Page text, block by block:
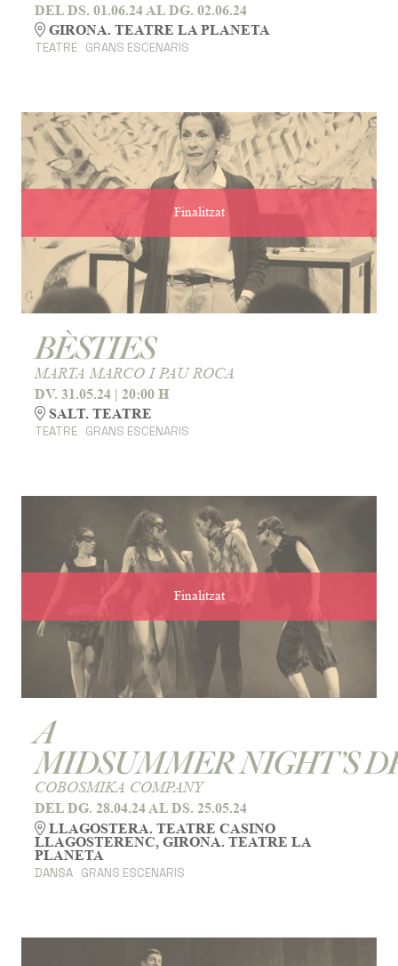
DEL DS. 01.06.24 AL DG. 02.06.24
GIRONA. TEATRE LA PLANETA
TEATRE GRANS ESCENARIS
Finalitzat
BÈSTIES
MARTA MARCO I PAU ROCA
DV. 31.05.24 | 20:00 H
SALT. TEATRE
TEATRE GRANS ESCENARIS
Finalitzat
A
MIDSUMMER NIGHT’S
COBOSMIKA COMPANY
DEL DG. 28.04.24AL DS. 25.05.24
LLAGOSTERA. TEATRE CASINO
LLAGOSTERENC, GIRONA. TEATRE LA
PLANETA
DANSA GRANS ESCENARIS